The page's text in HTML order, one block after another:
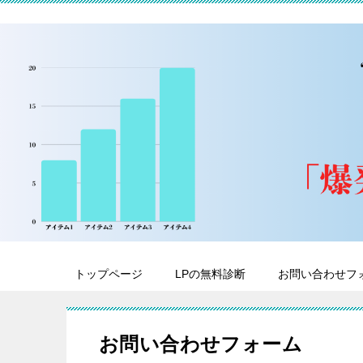
トップページ LPの無料診断 お問い合わせフ
お問い合わせフォーム